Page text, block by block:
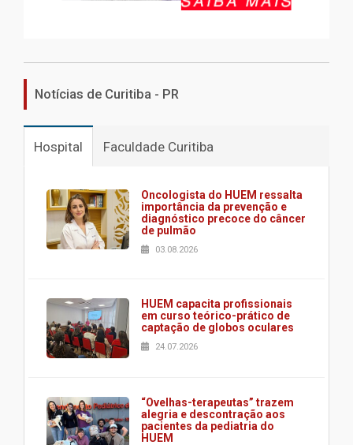
Notícias de Curitiba - PR
Hospital Faculdade Curitiba
Oncologista do HUEM ressalta
importância da prevenção e
diagnóstico precoce do câncer
de pulmão
03.08.2026
HUEM capacita profissionais
em curso teórico-prático de
captação de globos oculares
24.07.2026
“Ovelhas-terapeutas” trazem
alegria e descontração aos
pacientes da pediatria do
HUEM